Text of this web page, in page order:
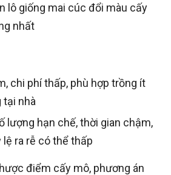
lô giống mai cúc đổi màu cấy
nhất
chi phí thấp, phù hợp trồng ít
tại nhà
lượng hạn chế, thời gian chậm,
ra rễ có thể thấp
điểm cấy mô, phương án